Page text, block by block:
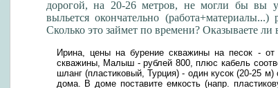
дорогой, на 20-26 метров, не могли бы вы
выльется окончательно
Сколько это займет по времени? Оказываете ли
Ирина, цены на бурение скважины на песок -
скважины, Малыш - рублей 800, плюс кабель
шланг (пластиковый, Турция) - один кусок (20-25
дома. В доме поставите емкость (напр.